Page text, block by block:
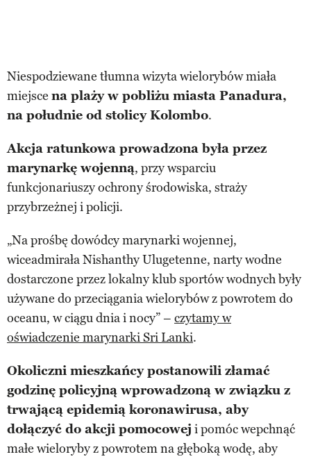
Niespodziewane tłumna wizyta wielorybów miała
miejsce na plaży w pobliżu miasta Panadura,
na południe od stolicy Kolombo.
Akcja ratunkowa prowadzona była przez
marynarkę wojenną, przy wsparciu
funkcjonariuszy ochrony środowiska, straży
przybrzeżnej i policji.
„Na prośbę dowódcy marynarki wojennej,
wiceadmirała Nishanthy Ulugetenne, narty wodne
dostarczone przez lokalny klub sportów wodnych były
używane do przeciągania wielorybów z powrotem do
oceanu, w ciągu dnia i nocy” – czytamy w
oświadczenie marynarki Sri Lanki.
Okoliczni mieszkańcy postanowili złamać
godzinę policyjną wprowadzoną w związku z
trwającą epidemią koronawirusa, aby
dołączyć do akcji pomocowej i pomóc wepchnąć
małe wieloryby z powrotem na głęboką wodę, aby